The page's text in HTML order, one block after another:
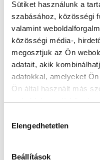
Sütiket használunk a
szabásához, közösségi
valamint
közösségi média-,
megosztjuk az Ön
adatait, akik
adatokkal, amelyeket
Ön által használt más
weboldalon való
kiválasztása
Elengedhetetlen
Beállítások